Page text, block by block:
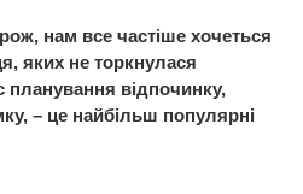
нам все частіше хочеться
яких не торкнулася
планування відпочинку,
– це найбільш популярні